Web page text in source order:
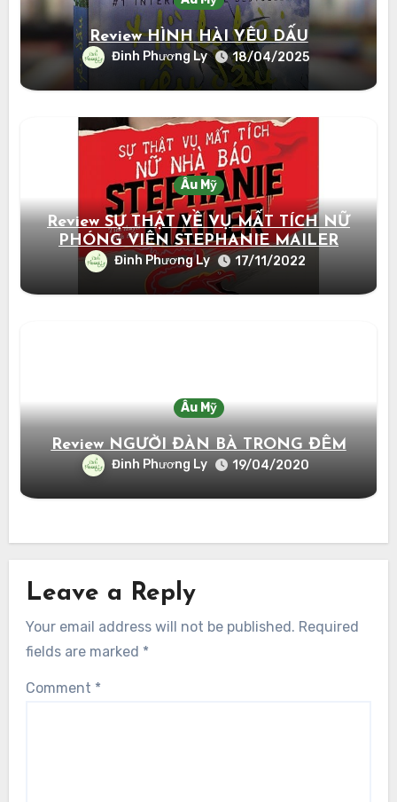
Review HÌNH HÀI YÊU DẤU
Đinh Phương Ly 18/04/2025
Âu Mỹ
Review SỰ THẬT VỀ VỤ MẤT TÍCH NỮ
PHÓNG VIÊN STEPHANIE MAILER
Đinh Phương Ly 17/11/2022
Âu Mỹ
Review NGƯỜI ĐÀN BÀ TRONG ĐÊM
Đinh Phương Ly 19/04/2020
Leave a Reply
Your email address will not be published. Required
fields are marked *
Comment *